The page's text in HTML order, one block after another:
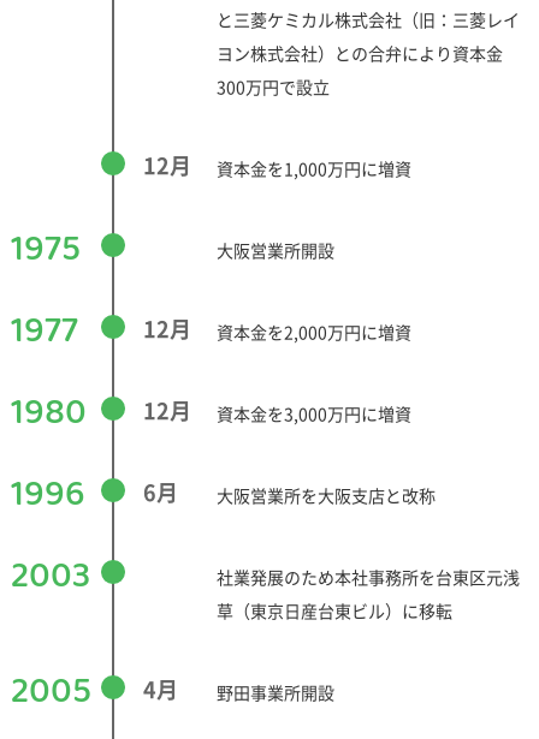
と三菱ケミカル株式会社（旧：三菱レイ
ヨン株式会社）との合弁により資本金
300万円で設立
12月 資本金を1,000万円に増資
1975 大阪営業所開設
1977 12月 資本金を2,000万円に増資
1980 12月 資本金を3,000万円に増資
1996 6月 大阪営業所を大阪支店と改称
2003
社業発展のため本社事務所を台東区元浅
草（東京日産台東ビル）に移転
2005 4月 野田事業所開設